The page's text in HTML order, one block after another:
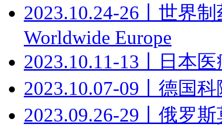
2023.10.24-26丨世界
Worldwide Europe
2023.10.11-13丨日本医
2023.10.07-09丨德国
2023.09.26-29丨俄罗